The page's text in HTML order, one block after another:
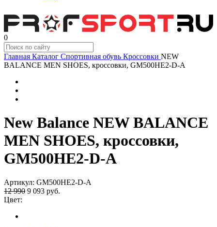
0
Главная Каталог Спортивная обувь Кроссовки NEW
BALANCE MEN SHOES, кроссовки, GM500HE2-D-A
New Balance NEW BALANCE
MEN SHOES, кроссовки,
GM500HE2-D-A
Артикул: GM500HE2-D-A
12 990 9 093 руб.
Цвет: